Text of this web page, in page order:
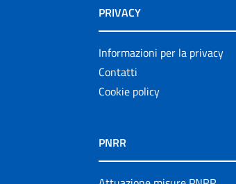
PRIVACY
Informazioni per la privacy
Contatti
Cookie policy
PNRR